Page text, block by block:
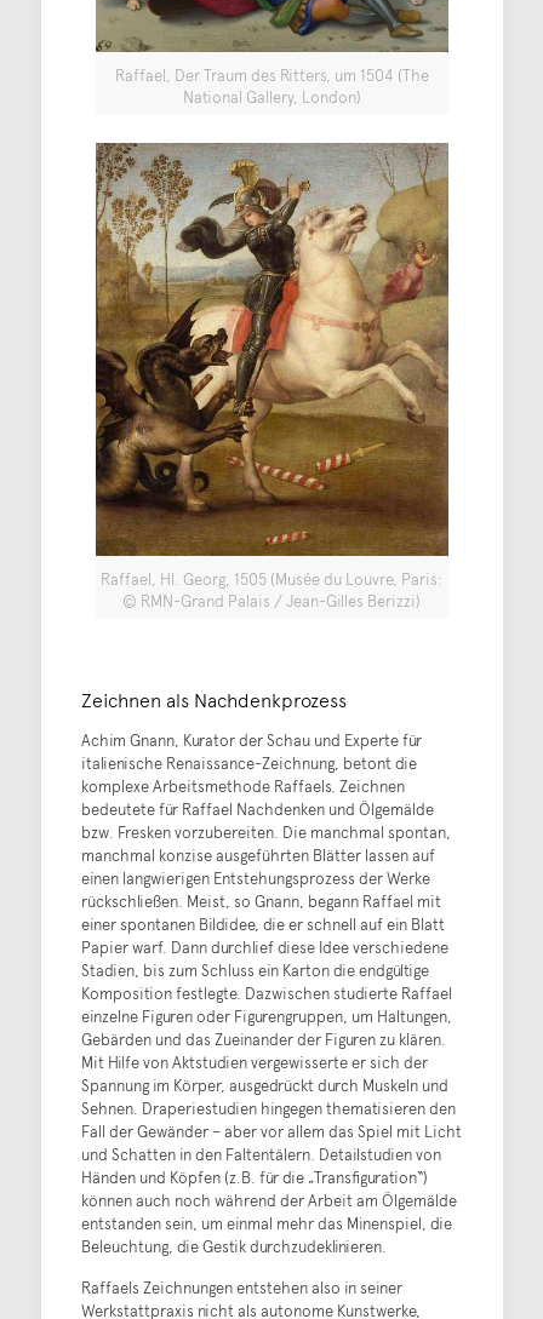
Raffael, Der Traum des Ritters, um 1504 (The
National Gallery, London)
Raffael, Hl. Georg, 1505 (Musée du Louvre, Paris:
© RMN-Grand Palais / Jean-Gilles Berizzi)
Zeichnen als Nachdenkprozess
Achim Gnann, Kurator der Schau und Experte für
italienische Renaissance-Zeichnung, betont die
komplexe Arbeitsmethode Raffaels. Zeichnen
bedeutete für Raffael Nachdenken und Ölgemälde
bzw. Fresken vorzubereiten. Die manchmal spontan,
manchmal konzise ausgeführten Blätter lassen auf
einen langwierigen Entstehungsprozess der Werke
rückschließen. Meist, so Gnann, begann Raffael mit
einer spontanen Bildidee, die er schnell auf ein Blatt
Papier warf. Dann durchlief diese Idee verschiedene
Stadien, bis zum Schluss ein Karton die endgültige
Komposition festlegte. Dazwischen studierte Raffael
einzelne Figuren oder Figurengruppen, um Haltungen,
Gebärden und das Zueinander der Figuren zu klären.
Mit Hilfe von Aktstudien vergewisserte er sich der
Spannung im Körper, ausgedrückt durch Muskeln und
Sehnen. Draperiestudien hingegen thematisieren den
Fall der Gewänder – aber vor allem das Spiel mit Licht
und Schatten in den Faltentälern. Detailstudien von
Händen und Köpfen (z.B. für die „Transfiguration“)
können auch noch während der Arbeit am Ölgemälde
entstanden sein, um einmal mehr das Minenspiel, die
Beleuchtung, die Gestik durchzudeklinieren.
Raffaels Zeichnungen entstehen also in seiner
Werkstattpraxis nicht als autonome Kunstwerke,